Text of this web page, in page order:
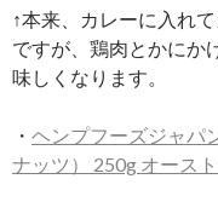
↑本来、カレーに入れ
ですが、鶏肉とかにか
味しくなります。
・ ヘンプフーズジャパ
ナッツ） 250g オース